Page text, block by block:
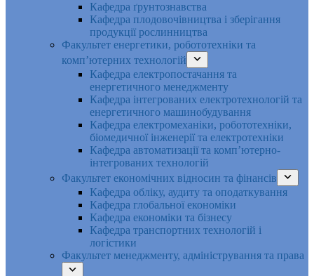
Кафедра ґрунтознавства
Кафедра плодовочівництва і зберігання
продукції рослинництва
Факультет енергетики, робототехніки та
комп’ютерних технологій
Кафедра електропостачання та
енергетичного менеджменту
Кафедра інтегрованих електротехнологій та
енергетичного машинобудування
Кафедра електромеханіки, робототехніки,
біомедичної інженерії та електротехніки
Кафедра автоматизації та комп’ютерно-
інтегрованих технологій
Факультет економічних відносин та фінансів
Кафедра обліку, аудиту та оподаткування
Кафедра глобальної економіки
Кафедра економіки та бізнесу
Кафедра транспортних технологій і
логістики
Факультет менеджменту, адміністрування та права